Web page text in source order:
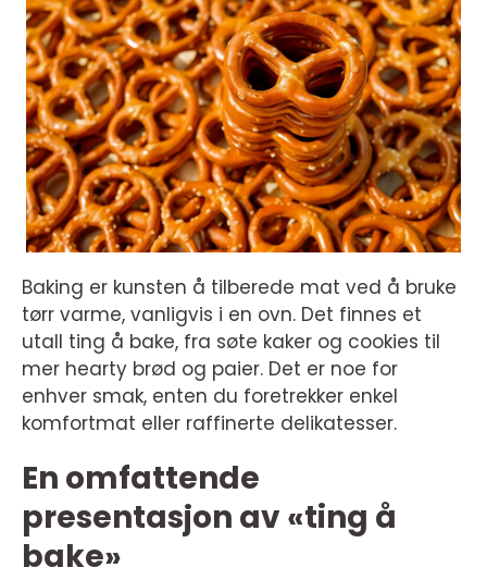
Baking er kunsten å tilberede mat ved å bruke
tørr varme, vanligvis i en ovn. Det finnes et
utall ting å bake, fra søte kaker og cookies til
mer hearty brød og paier. Det er noe for
enhver smak, enten du foretrekker enkel
komfortmat eller raffinerte delikatesser.
En omfattende
presentasjon av «ting å
bake»